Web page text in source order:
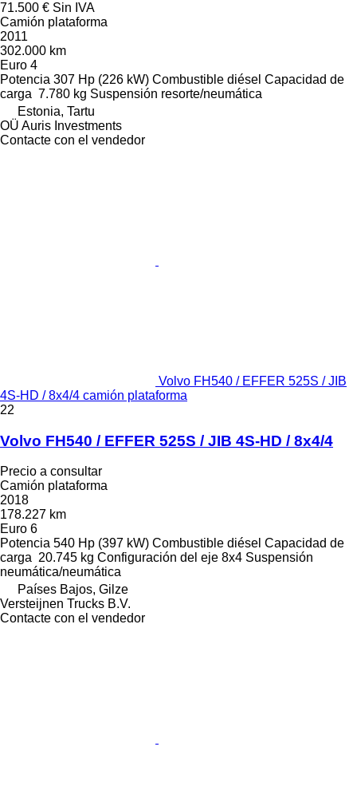
71.500 € Sin IVA
Camión plataforma
2011
302.000 km
Euro 4
Potencia 307 Hp (226 kW) Combustible diésel Capacidad de
carga 7.780 kg Suspensión resorte/neumática
Estonia, Tartu
OÜ Auris Investments
Contacte con el vendedor
Volvo FH540 / EFFER 525S / JIB
4S-HD / 8x4/4 camión plataforma
22
Volvo FH540 / EFFER 525S / JIB 4S-HD / 8x4/4
Precio a consultar
Camión plataforma
2018
178.227 km
Euro 6
Potencia 540 Hp (397 kW) Combustible diésel Capacidad de
carga 20.745 kg Configuración del eje 8x4 Suspensión
neumática/neumática
Países Bajos, Gilze
Versteijnen Trucks B.V.
Contacte con el vendedor